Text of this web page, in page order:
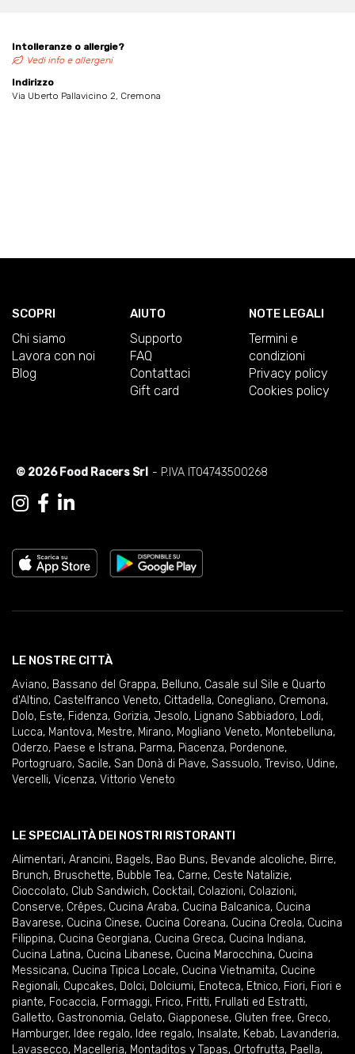
Intolleranze o allergie?
Vedi info e allergeni
Indirizzo
Via Uberto Pallavicino 2, Cremona
SCOPRI
Chi siamo
Lavora con noi
Blog
AIUTO
Supporto
FAQ
Contattaci
Gift card
NOTE LEGALI
Termini e
condizioni
Privacy policy
Cookies policy
© 2026 Food Racers Srl - P.IVA IT04743500268
LE NOSTRE CITTÀ
Aviano, Bassano del Grappa, Belluno, Casale sul Sile e Quarto
d'Altino, Castelfranco Veneto, Cittadella, Conegliano, Cremona,
Dolo, Este, Fidenza, Gorizia, Jesolo, Lignano Sabbiadoro, Lodi,
Lucca, Mantova, Mestre, Mirano, Mogliano Veneto, Montebelluna,
Oderzo, Paese e Istrana, Parma, Piacenza, Pordenone,
Portogruaro, Sacile, San Donà di Piave, Sassuolo, Treviso, Udine,
Vercelli, Vicenza, Vittorio Veneto
LE SPECIALITÀ DEI NOSTRI RISTORANTI
Alimentari, Arancini, Bagels, Bao Buns, Bevande alcoliche, Birre,
Brunch, Bruschette, Bubble Tea, Carne, Ceste Natalizie,
Cioccolato, Club Sandwich, Cocktail , Colazioni, Colazioni,
Conserve, Crêpes, Cucina Araba, Cucina Balcanica, Cucina
Bavarese, Cucina Cinese, Cucina Coreana, Cucina Creola, Cucina
Filippina, Cucina Georgiana, Cucina Greca, Cucina Indiana,
Cucina Latina, Cucina Libanese, Cucina Marocchina, Cucina
Messicana, Cucina Tipica Locale, Cucina Vietnamita, Cucine
Regionali, Cupcakes, Dolci, Dolciumi, Enoteca, Etnico, Fiori, Fiori e
piante, Focaccia, Formaggi, Frico, Fritti, Frullati ed Estratti,
Galletto, Gastronomia, Gelato, Giapponese, Gluten free, Greco,
Hamburger, Idee regalo, Idee regalo, Insalate, Kebab, Lavanderia,
Lavasecco, Macelleria, Montaditos y Tapas, Ortofrutta, Paella,